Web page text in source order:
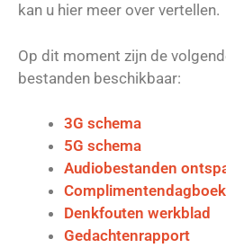
kan u hier meer over vertellen.
Op dit moment zijn de
bestanden beschikbaar:
3G schema
5G schema
Audiobestanden
Complimentendagboek
Denkfouten werkblad
Gedachtenrapport